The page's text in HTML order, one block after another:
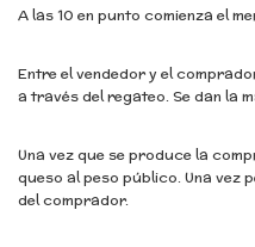
A las 10 en punto comienza el
Entre el vendedor y el
a través del regateo. Se dan la
Una vez que se produce la
queso al peso público. Una vez
del comprador.